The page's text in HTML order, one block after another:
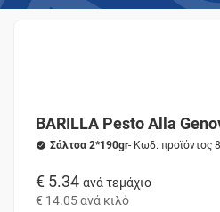
BARILLA Pesto Alla
Σάλτσα 2*190gr- Κωδ. προϊόντος
€ 5.34 ανά τεμάχιο
€ 14.05ανά κιλό